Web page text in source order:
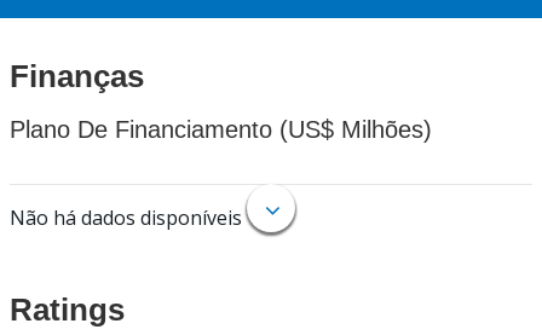
Finanças
Plano De Financiamento (US$ Milhões)
Não há dados disponíveis
Ratings